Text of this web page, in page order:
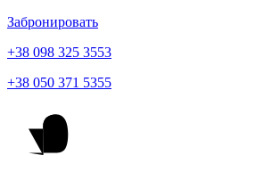
Забронировать
+38 098 325 3553
+38 050 371 5355